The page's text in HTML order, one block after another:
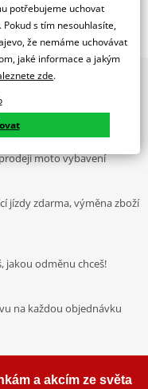
doplňky i náhradní
moto vybavení
jízdy zdarma, výměna zboží
jakou odměnu chceš!
na každou objednávku
a akcím ze světa
potřebujeme uchovat
s tím nesouhlasíte,
že nemáme uchovávat
jaké informace a jakým
zde.